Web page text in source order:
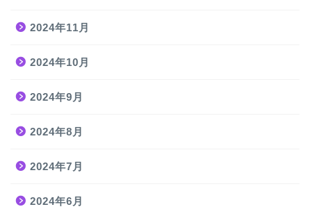
2024年11月
2024年10月
2024年9月
2024年8月
2024年7月
2024年6月